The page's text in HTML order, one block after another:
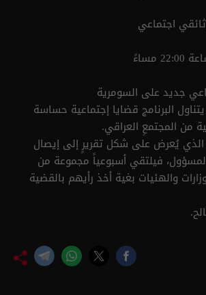
جديد على السومرية
البرنامج قضايا إجتماعية حساسة
من المجتمعِ العراقي.
الذي يُعرض على شكل تقريرٍ إلى إيصال
فيلتقي أسبوعياً مجموعة من
والهئيات بغية أخذ رأيهم بالقضية